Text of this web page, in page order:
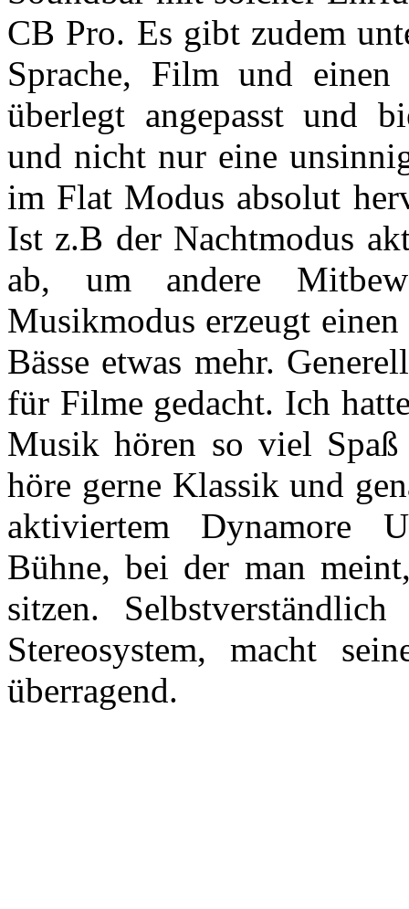
CB Pro. Es gibt zudem
Sprache, Film und
überlegt angepasst und
und nicht nur eine
im Flat Modus absolut
Ist z.B der Nachtmodus
ab, um andere
Musikmodus erzeugt
Bässe etwas mehr.
für Filme gedacht. Ich
Musik hören so viel
höre gerne Klassik und
aktiviertem Dynamore
Bühne, bei der man
sitzen.
Stereosystem, macht
überragend.